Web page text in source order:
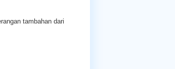
tambahan dari